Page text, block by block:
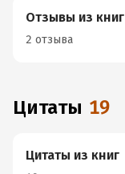
Отзывы из книг
2 отзыва
Цитаты 19
Цитаты из книг